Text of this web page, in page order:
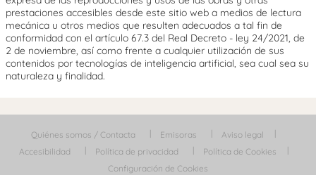
prestaciones accesibles desde este sitio web a medios de lectura
mecánica u otros medios que resulten adecuados a tal fin de
conformidad con el artículo 67.3 del Real Decreto - ley 24/2021, de
2 de noviembre, así como frente a cualquier utilización de sus
contenidos por tecnologías de inteligencia artificial, sea cual sea su
naturaleza y finalidad.
Quiénes somos / Contacta Emisoras
Aviso legal
Accesibilidad
Política de privacidad
Política de Cookies
Configuración de Cookies